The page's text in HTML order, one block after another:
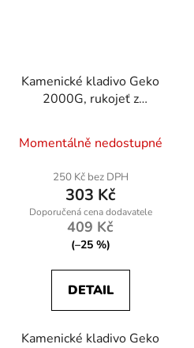
Kamenické kladivo Geko
2000G, rukojeť z
hmotnost 2,1 kg
Momentálně nedostupné
250 Kč bez DPH
303 Kč
409 Kč
(–25 %)
DETAIL
Kamenické kladivo Geko